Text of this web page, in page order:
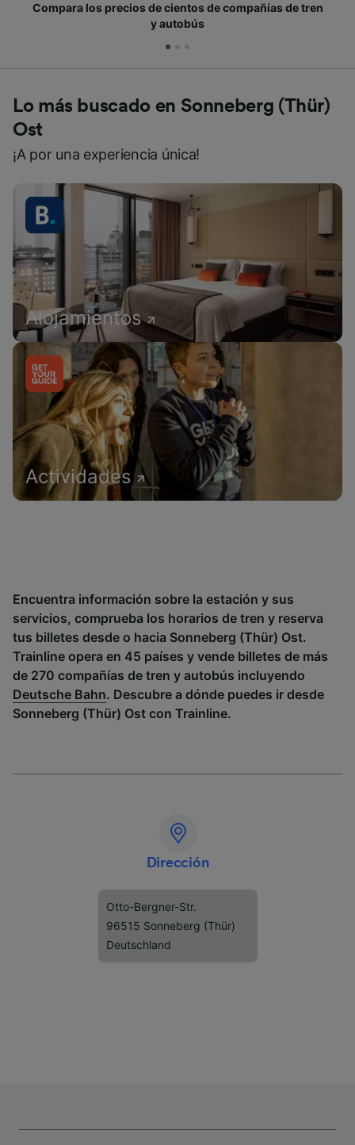
Compara los precios de cientos de compañías de tren
y autobús
Lo más buscado en Sonneberg (Thür)
Ost
¡A por una experiencia única!
Alojamientos
Actividades
Encuentra información sobre la estación y sus
servicios, comprueba los horarios de tren y reserva
tus billetes desde o hacia Sonneberg (Thür) Ost.
Trainline opera en 45 países y vende billetes de más
de 270 compañías de tren y autobús incluyendo
Deutsche Bahn. Descubre a dónde puedes ir desde
Sonneberg (Thür) Ost con Trainline.
Dirección
Otto-Bergner-Str.
96515 Sonneberg (Thür)
Deutschland